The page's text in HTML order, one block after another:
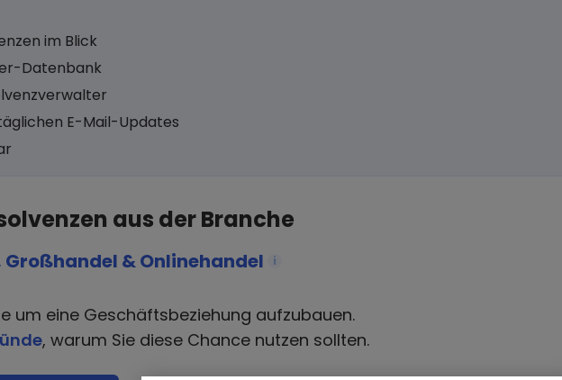
im Blick
Datenbank
E-Mail-Updates
aus der Branche
Großhandel & Onlinehandel i
um eine Geschäftsbeziehung aufzubauen.
, warum Sie diese Chance nutzen sollten.